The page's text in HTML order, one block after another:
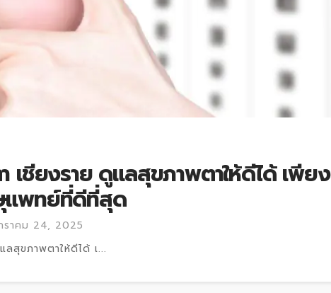
เชียงราย ดูแลสุขภาพตาให้ดีได้ เพียง
แพทย์ที่ดีที่สุด
ราคม 24, 2025
สุขภาพตาให้ดีได้ เ...